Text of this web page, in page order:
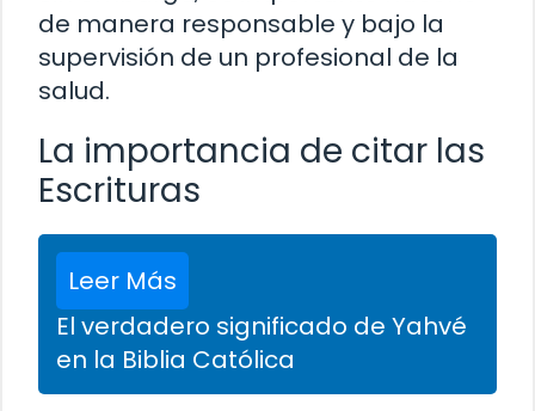
de manera responsable y bajo la
supervisión de un profesional de la
salud.
La importancia de citar las
Escrituras
Leer Más
El verdadero significado de Yahvé
en la Biblia Católica